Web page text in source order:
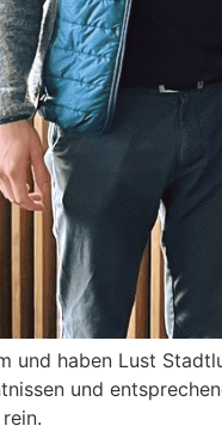
und haben Lust
und